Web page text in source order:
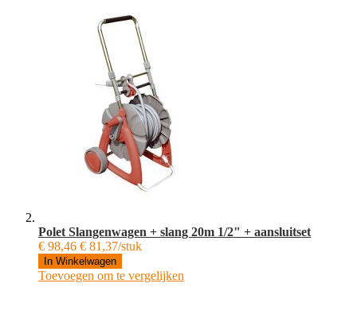
Polet Slangenwagen + slang 20m 1/2" + aansluitset
€ 98,46 € 81,37/stuk
In Winkelwagen
Toevoegen om te vergelijken